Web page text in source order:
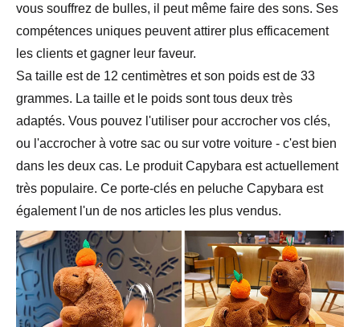
vous souffrez de bulles, il peut même faire des sons. Ses
compétences uniques peuvent attirer plus efficacement
les clients et gagner leur faveur.
Sa taille est de 12 centimètres et son poids est de 33
grammes. La taille et le poids sont tous deux très
adaptés. Vous pouvez l'utiliser pour accrocher vos clés,
ou l'accrocher à votre sac ou sur votre voiture - c'est bien
dans les deux cas. Le produit Capybara est actuellement
très populaire. Ce porte-clés en peluche Capybara est
également l'un de nos articles les plus vendus.